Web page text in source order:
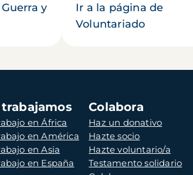
y
Ir a la página de
Voluntariado
en África
en América
en Asia
en España
Colabora
Haz un donativo
Hazte socio
Hazte voluntario/a
Testamento solidario